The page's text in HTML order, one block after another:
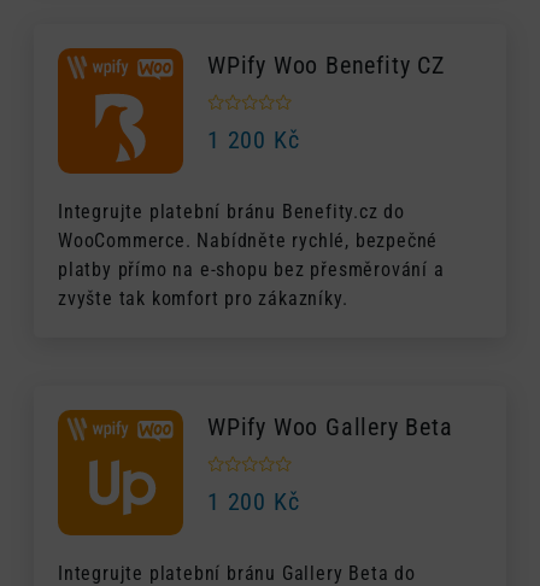
WPify Woo Benefity CZ
1 200 Kč
Integrujte platební bránu Benefity.cz do
WooCommerce. Nabídněte rychlé, bezpečné
platby přímo na e-shopu bez přesměrování a
zvyšte tak komfort pro zákazníky.
WPify Woo Gallery Beta
1 200 Kč
Integrujte platební bránu Gallery Beta do